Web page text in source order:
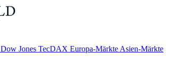
Dow Jones TecDAX Europa-Märkte Asien-Märkte